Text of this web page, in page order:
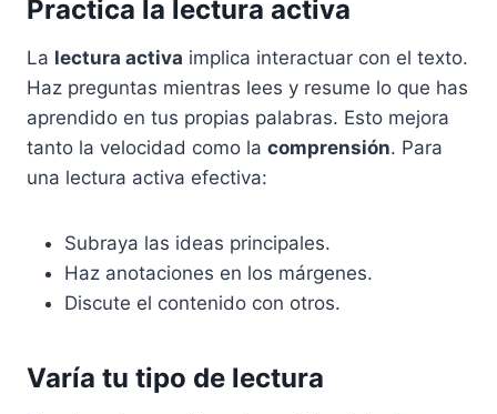
Practica la lectura activa
La lectura activa implica interactuar con el texto.
Haz preguntas mientras lees y resume lo que has
aprendido en tus propias palabras. Esto mejora
tanto la velocidad como la comprensión. Para
una lectura activa efectiva:
Subraya las ideas principales.
Haz anotaciones en los márgenes.
Discute el contenido con otros.
Varía tu tipo de lectura